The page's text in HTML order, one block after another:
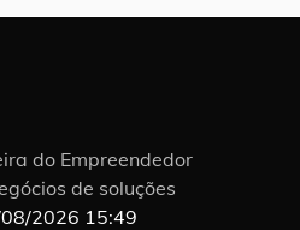
do Empreendedor
de soluções
2026 15:49